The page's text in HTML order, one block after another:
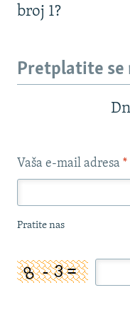
broj 1?
Pretplatite se
Vaša e-mail adresa *
Pratite nas